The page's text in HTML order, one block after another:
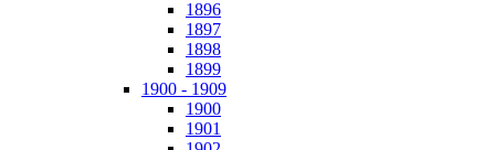
1896
1897
1898
1899
1900 - 1909
1900
1901